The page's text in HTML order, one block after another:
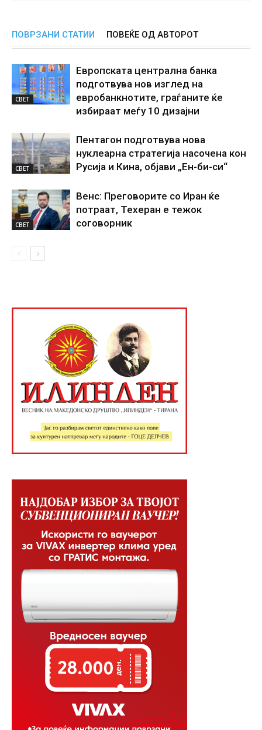
ПОВРЗАНИ СТАТИИ ПОВЕЌЕ ОД АВТОРОТ
СВЕТ
Европската централна банка
подготвува нов изглед на
евробанкнотите, граѓаните ќе
избираат меѓу 10 дизајни
СВЕТ
Пентагон подготвува нова
нуклеарна стратегија насочена кон
Русија и Кина, објави „Ен-би-си“
СВЕТ
Венс: Преговорите со Иран ќе
потраат, Техеран е тежок
соговорник